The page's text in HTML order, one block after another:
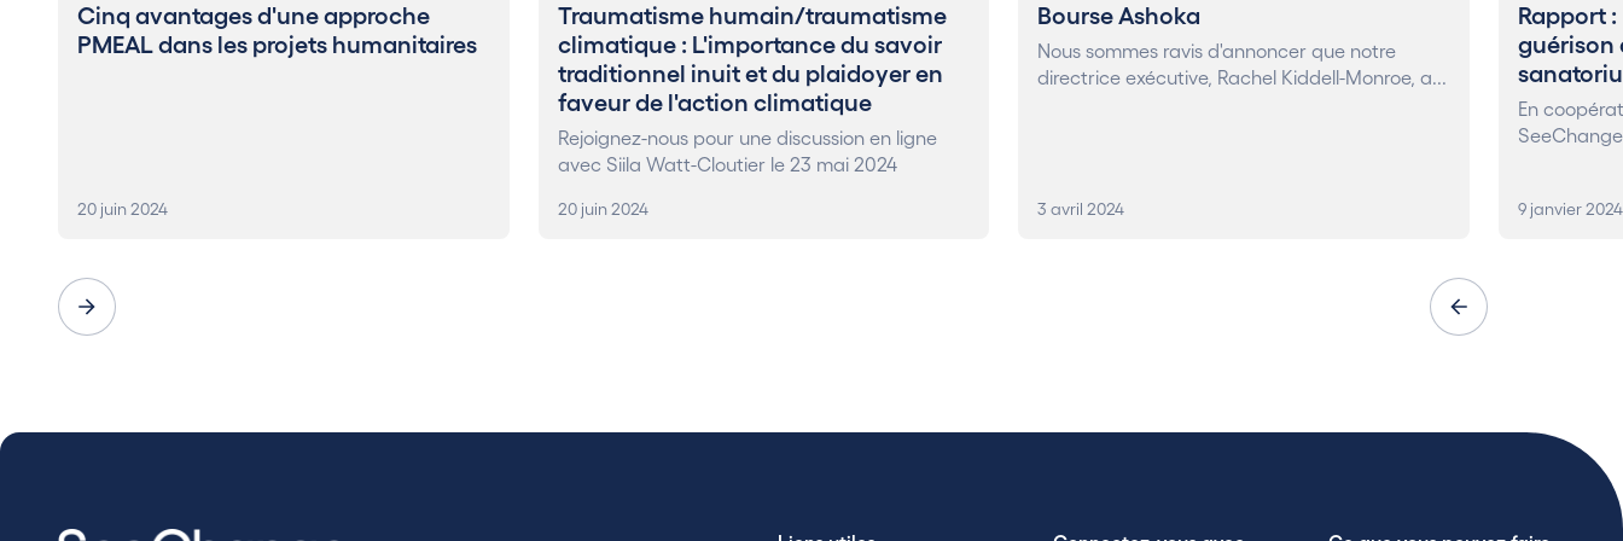
Cinq avantages d'une approche
PMEAL dans les projets humanitaires
20 juin 2024
Traumatisme humain/traumatisme
climatique : L'importance du savoir
traditionnel inuit et du plaidoyer en
faveur de l'action climatique
Rejoignez-nous pour une discussion en ligne
avec Siila Watt-Cloutier le 23 mai 2024
20 juin 2024
Bourse Ashoka
Nous sommes ravis d'annoncer que notre
directrice exécutive, Rachel Kiddell-Monroe, a...
3 avril 2024
Rapport
guérison
En
9 janvier 2024